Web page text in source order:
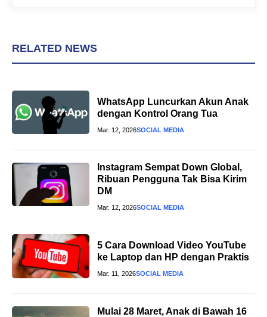
RELATED NEWS
WhatsApp Luncurkan Akun Anak
dengan Kontrol Orang Tua
Mar. 12, 2026SOCIAL MEDIA
Instagram Sempat Down Global,
Ribuan Pengguna Tak Bisa Kirim
DM
Mar. 12, 2026SOCIAL MEDIA
5 Cara Download Video YouTube
ke Laptop dan HP dengan Praktis
Mar. 11, 2026SOCIAL MEDIA
Mulai 28 Maret, Anak di Bawah 16